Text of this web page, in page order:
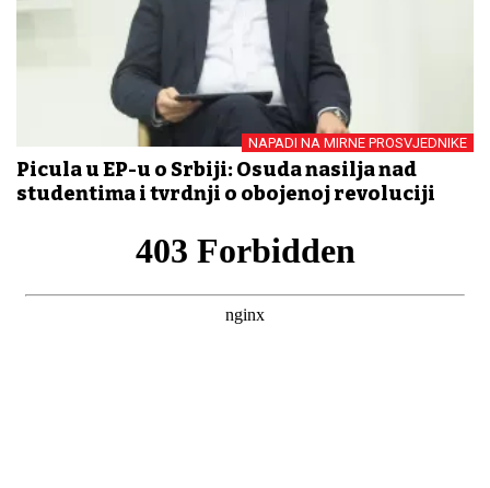
NAPADI NA MIRNE PROSVJEDNIKE
Picula u EP-u o Srbiji: Osuda nasilja nad
studentima i tvrdnji o obojenoj revoluciji